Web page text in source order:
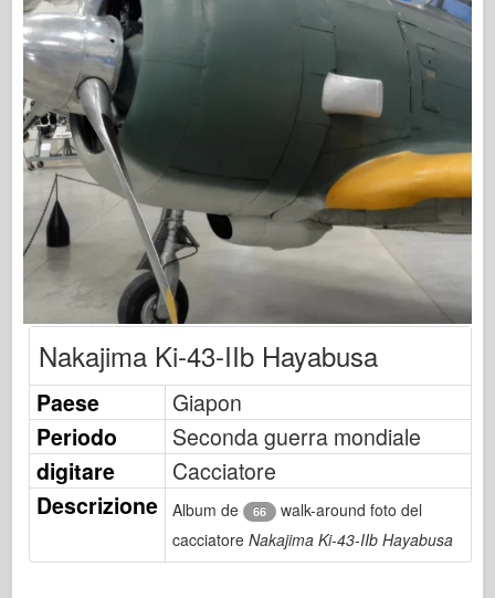
Osprey Publishing
Segnale squadrone
Potenza del serbatoio
Camion & Carri armati
Waffen-Arsenal
Wydawnictwo Militaria
Maquettes
Accademia
Modelli ace
AFV Club
Airfix
Aeronautica
Modello AZ
Cane Nero
Bronco
Nakajima Ki-43-IIb Hayabusa
Paese
Giapon
Periodo
Seconda guerra mondiale
digitare
Cacciatore
Descrizione
Album de 66
walk-around foto del
cacciatore Nakajima Ki-43-IIb Hayabusa